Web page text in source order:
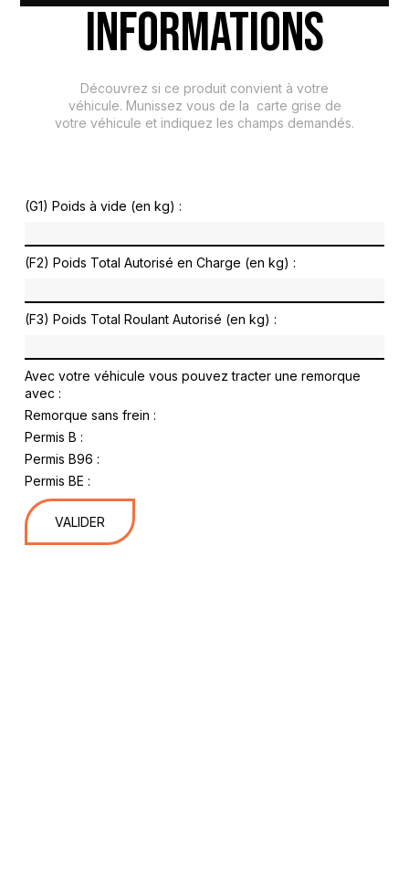
INFORMATIONS
Découvrez si ce produit convient à votre
véhicule. Munissez vous de la carte grise de
votre véhicule et indiquez les champs demandés.
(G1) Poids à vide (en kg) :
(F2) Poids Total Autorisé en Charge (en kg) :
(F3) Poids Total Roulant Autorisé (en kg) :
Avec votre véhicule vous pouvez tracter une remorque
avec :
Remorque sans frein :
Permis B :
Permis B96 :
Permis BE :
VALIDER